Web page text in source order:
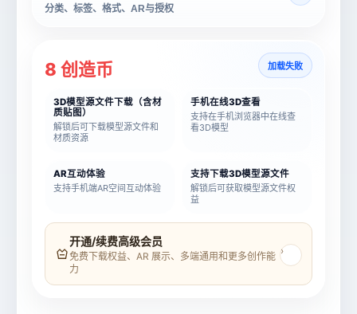
分类、标签、格式、AR与授权
模型名称
8 创造币 加载失败
3D模型源文件下载（含材
质贴图）
解锁后可下载模型源文件和
材质资源
手机在线3D查看
支持在手机浏览器中在线查
看3D模型
AR互动体验
支持手机端AR空间互动体验
支持下载3D模型源文件
解锁后可获取模型源文件权
益
开通/续费高级会员
免费下载权益、AR 展示、多端通用和更多创作能
力
›